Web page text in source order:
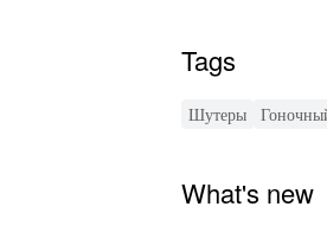
Игроки могут
Функции
Tags
Шутеры
What's new